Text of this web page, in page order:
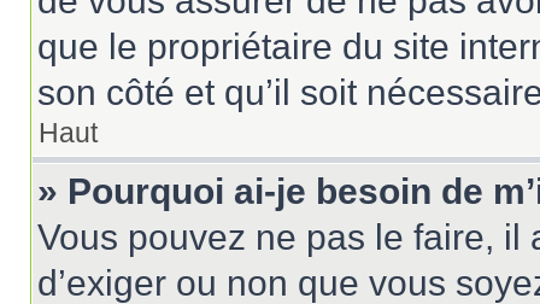
que le propriétaire du site
son côté et qu’il soit
Haut
» Pourquoi ai-je besoin de
Vous pouvez ne pas le faire, il
d’exiger ou non que vous